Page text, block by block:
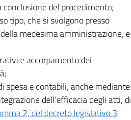
del procedimento;
tipo, che si svolgono presso
medesima amministrazione, e
e accorpamento dei
spesa e contabili, anche mediante
dell'efficacia degli atti, di
2, del decreto legislativo 3